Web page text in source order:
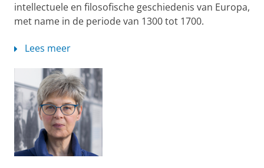
intellectuele en filosofische geschiedenis van Europa,
met name in de periode van 1300 tot 1700.
Lees meer